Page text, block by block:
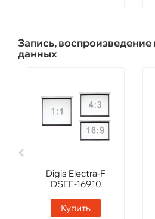
Запись, воспроизведение
данных
Digis Electra-F
DSEF-16910
Купить